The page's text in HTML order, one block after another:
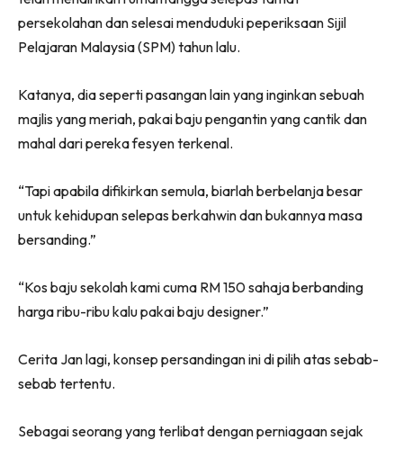
persekolahan dan selesai menduduki peperiksaan Sijil
Pelajaran Malaysia (SPM) tahun lalu.
Katanya, dia seperti pasangan lain yang inginkan sebuah
majlis yang meriah, pakai baju pengantin yang cantik dan
mahal dari pereka fesyen terkenal.
“Tapi apabila difikirkan semula, biarlah berbelanja besar
untuk kehidupan selepas berkahwin dan bukannya masa
bersanding.”
“Kos baju sekolah kami cuma RM 150 sahaja berbanding
harga ribu-ribu kalu pakai baju designer.”
Cerita Jan lagi, konsep persandingan ini di pilih atas sebab-
sebab tertentu.
Sebagai seorang yang terlibat dengan perniagaan sejak